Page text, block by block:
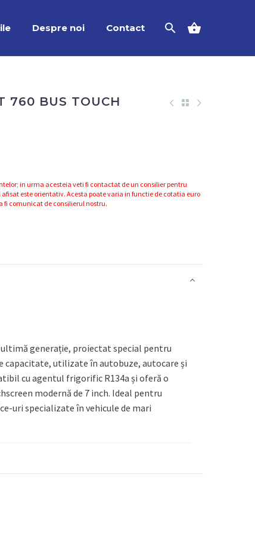
Despre noi Contact
760 BUS TOUCH
in urma acesteia veti fi contactat de un consilier pentru
este orientativ. Acesta poate varia in functie de cotatia euro
fi comunicat de consilierul nostru.
ultimă generație, proiectat special pentru
utilizate în autobuze, autocare și
cu agentul frigorific R134a și oferă o
modernă de 7 inch. Ideal pentru
uri specializate în vehicule de mari